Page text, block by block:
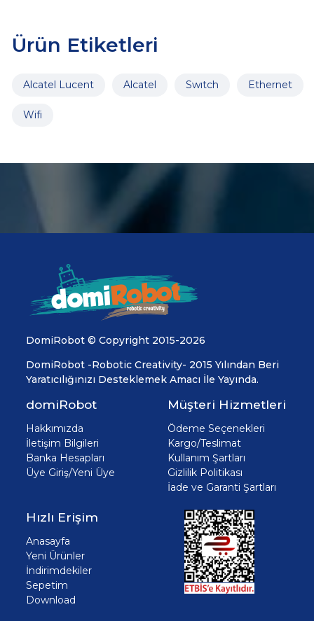
Ürün Etiketleri
Alcatel Lucent Alcatel Swıtch Ethernet
Wifi
DomiRobot © Copyright 2015-2026
DomiRobot -Robotic Creativity- 2015 Yılından Beri
Yaratıcılığınızı Desteklemek Amacı İle Yayında.
domiRobot
Hakkımızda
İletişim Bilgileri
Banka Hesapları
Üye Giriş/Yeni Üye
Müşteri Hizmetleri
Ödeme Seçenekleri
Kargo/Teslimat
Kullanım Şartları
Gizlilik Politikası
İade ve Garanti Şartları
Hızlı Erişim
Anasayfa
Yeni Ürünler
İndirimdekiler
Sepetim
Download